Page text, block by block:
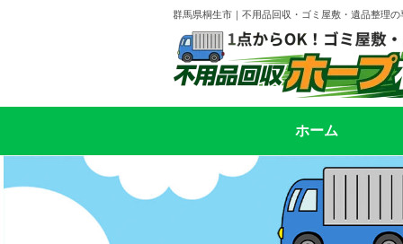
群馬県桐生市｜不用品回収・ゴミ屋敷・遺品整理の
ホーム